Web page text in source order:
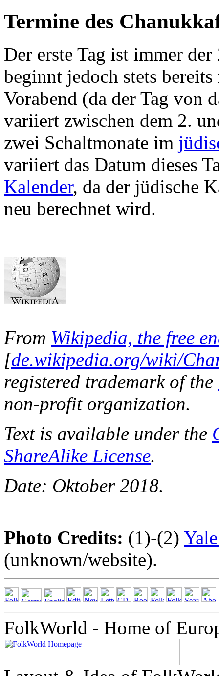
Termine des
Der erste Tag ist immer
beginnt jedoch stets
Vorabend (da der Tag von
variiert zwischen dem 2.
zwei Schaltmonate im
variiert das Datum dieses
Kalender, da der jüdische
neu berechnet wird.
From Wikipedia, the free
[de.wikipedia.org/wiki/
registered trademark of the
non-profit organization.
Text is available under the
ShareAlike License.
Date: Oktober 2018.
Photo Credits: (1)-(2)
(unknown/website).
FolkWorld - Home of